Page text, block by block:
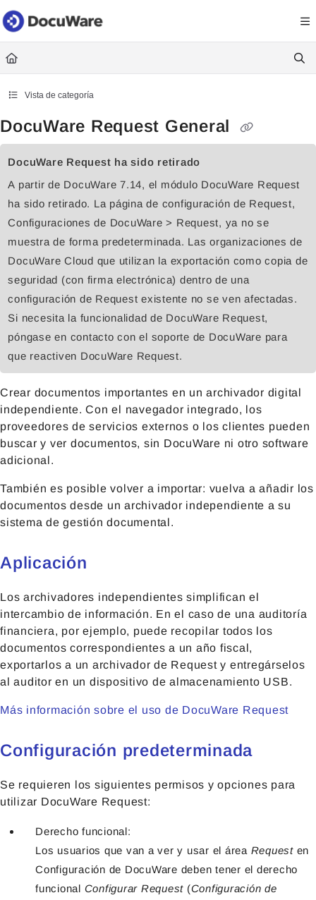
Documentation Index
Fetch the complete documentation index at: https://
Use this file to discover all available pages before exploring further.
Vista de categoría
DocuWare Request General
DocuWare Request ha sido retirado
A partir de DocuWare 7.14, el módulo DocuWare Request
ha sido retirado. La página de configuración de Request,
Configuraciones de DocuWare > Request, ya no se
muestra de forma predeterminada. Las organizaciones de
DocuWare Cloud que utilizan la exportación como copia de
seguridad (con firma electrónica) dentro de una
configuración de Request existente no se ven afectadas.
Si necesita la funcionalidad de DocuWare Request,
póngase en contacto con el soporte de DocuWare para
que reactiven DocuWare Request.
Crear documentos importantes en un archivador digital
independiente. Con el navegador integrado, los
proveedores de servicios externos o los clientes pueden
buscar y ver documentos, sin DocuWare ni otro software
adicional.
También es posible volver a importar: vuelva a añadir los
documentos desde un archivador independiente a su
sistema de gestión documental.
Aplicación
Los archivadores independientes simplifican el
intercambio de información. En el caso de una auditoría
financiera, por ejemplo, puede recopilar todos los
documentos correspondientes a un año fiscal,
exportarlos a un archivador de Request y entregárselos
al auditor en un dispositivo de almacenamiento USB.
Más información sobre el uso de DocuWare Request
Configuración predeterminada
Se requieren los siguientes permisos y opciones para
utilizar DocuWare Request:
Derecho funcional:
Los usuarios que van a ver y usar el área Requesten
Configuración de DocuWare deben tener el derecho
funcional Configurar Request (Configuración de